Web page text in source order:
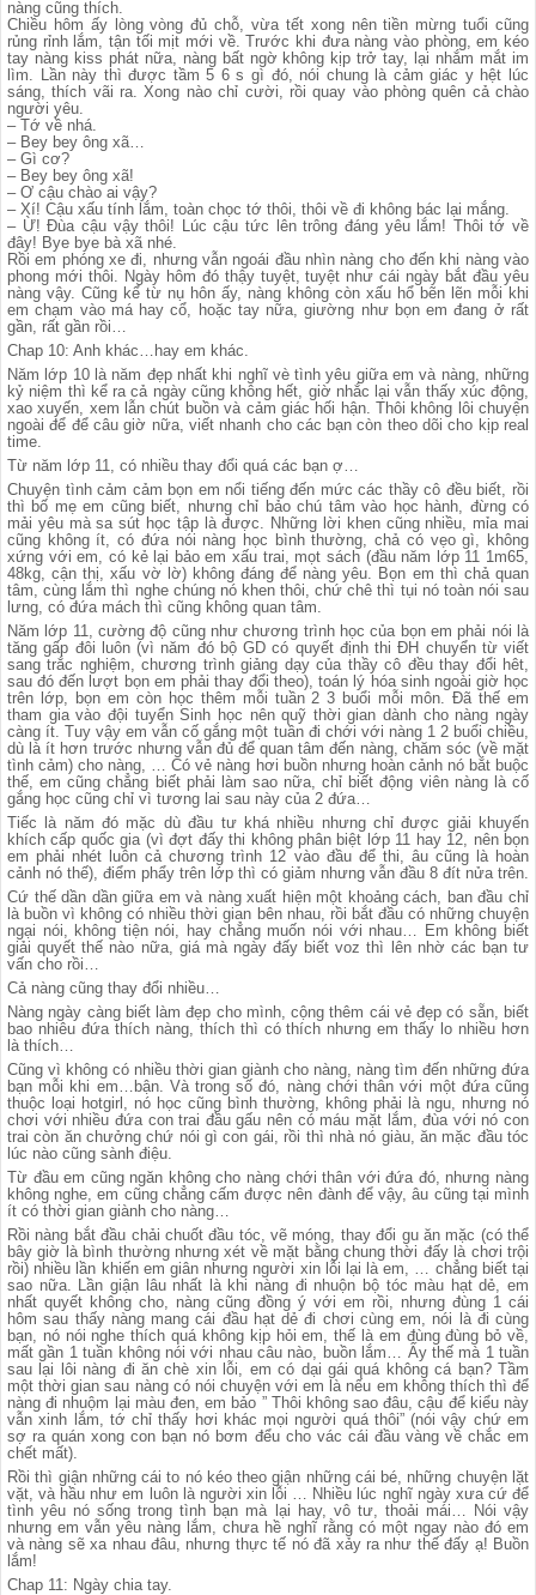
nàng cũng thích.
Chiều hôm ấy lòng vòng đủ chỗ, vừa tết xong nên tiền mừng tuổi cũng
rủng rỉnh lắm, tận tối mịt mới về. Trước khi đưa nàng vào phòng, em kéo
tay nàng kiss phát nữa, nàng bất ngờ không kịp trở tay, lại nhắm mắt im
lìm. Lần này thì được tầm 5 6 s gì đó, nói chung là cảm giác y hệt lúc
sáng, thích vãi ra. Xong nào chỉ cười, rồi quay vào phòng quên cả chào
người yêu.
– Tớ về nhá.
– Bey bey ông xã…
– Gì cơ?
– Bey bey ông xã!
– Ơ cậu chào ai vậy?
– Xí! Cậu xấu tính lắm, toàn chọc tớ thôi, thôi về đi không bác lại mắng.
– Ừ! Đùa cậu vậy thôi! Lúc cậu tức lên trông đáng yêu lắm! Thôi tớ về
đây! Bye bye bà xã nhé.
Rồi em phóng xe đi, nhưng vẫn ngoái đầu nhìn nàng cho đến khi nàng vào
phong mới thôi. Ngày hôm đó thậy tuyệt, tuyệt như cái ngày bắt đầu yêu
nàng vậy. Cũng kể từ nụ hôn ấy, nàng không còn xấu hổ bẽn lẽn mỗi khi
em chạm vào má hay cổ, hoặc tay nữa, giường như bọn em đang ở rất
gần, rất gần rồi…
Chap 10: Anh khác…hay em khác.
Năm lớp 10 là năm đẹp nhất khi nghĩ vè tình yêu giữa em và nàng, những
kỷ niệm thì kể ra cả ngày cũng không hết, giờ nhắc lại vẫn thấy xúc động,
xao xuyến, xem lẫn chút buồn và cảm giác hối hận. Thôi không lôi chuyện
ngoài để để câu giờ nữa, viết nhanh cho các bạn còn theo dõi cho kịp real
time.
Từ năm lớp 11, có nhiều thay đổi quá các bạn ợ…
Chuyện tình cảm cảm bọn em nổi tiếng đến mức các thầy cô đều biết, rồi
thì bố mẹ em cũng biết, nhưng chỉ bảo chú tâm vào học hành, đừng có
mải yêu mà sa sút học tập là được. Những lời khen cũng nhiều, mỉa mai
cũng không ít, có đứa nói nàng học bình thường, chả có vẹo gì, không
xứng với em, có kẻ lại bảo em xấu trai, mọt sách (đầu năm lớp 11 1m65,
48kg, cận thị, xấu vờ lờ) không đáng để nàng yêu. Bọn em thì chả quan
tâm, cùng lắm thì nghe chúng nó khen thôi, chứ chê thì tụi nó toàn nói sau
lưng, có đứa mách thì cũng không quan tâm.
Năm lớp 11, cường độ cũng như chương trình học của bọn em phải nói là
tăng gấp đôi luôn (vì năm đó bộ GD có quyết định thi ĐH chuyển từ viết
sang trắc nghiệm, chương trình giảng dạy của thầy cô đều thay đổi hêt,
sau đó đến lượt bọn em phải thay đổi theo), toán lý hóa sinh ngoài giờ học
trên lớp, bọn em còn học thêm mỗi tuần 2 3 buổi mỗi môn. Đã thế em
tham gia vào đội tuyển Sinh học nên quỹ thời gian dành cho nàng ngày
càng ít. Tuy vậy em vẫn cố gắng một tuần đi chới với nàng 1 2 buổi chiều,
dù là ít hơn trước nhưng vẫn đủ để quan tâm đến nàng, chăm sóc (về mặt
tình cảm) cho nàng, … Có vẻ nàng hơi buồn nhưng hoàn cảnh nó bắt buộc
thế, em cũng chẳng biết phải làm sao nữa, chỉ biết động viên nàng là cố
gắng học cũng chỉ vì tương lai sau này của 2 đứa…
Tiếc là năm đó mặc dù đầu tư khá nhiều nhưng chỉ được giải khuyến
khích cấp quốc gia (vì đợt đấy thi không phân biệt lớp 11 hay 12, nên bọn
em phải nhét luôn cả chương trình 12 vào đầu để thi, âu cũng là hoàn
cảnh nó thế), điểm phẩy trên lớp thì có giảm nhưng vẫn đầu 8 đít nửa trên.
Cứ thế dần dần giữa em và nàng xuất hiện một khoảng cách, ban đầu chỉ
là buồn vì không có nhiều thời gian bên nhau, rồi bắt đầu có những chuyện
ngại nói, không tiện nói, hay chẳng muốn nói với nhau… Em không biết
giải quyết thế nào nữa, giá mà ngày đấy biết voz thì lên nhờ các bạn tư
vấn cho rồi…
Cả nàng cũng thay đổi nhiều…
Nàng ngày càng biết làm đẹp cho mình, cộng thêm cái vẻ đẹp có sẵn, biết
bao nhiêu đứa thích nàng, thích thì có thích nhưng em thấy lo nhiều hơn
là thích…
Cũng vì không có nhiều thời gian giành cho nàng, nàng tìm đến những đứa
bạn mỗi khi em…bận. Và trong số đó, nàng chới thân với một đứa cũng
thuộc loại hotgirl, nó học cũng bình thường, không phải là ngu, nhưng nó
chơi với nhiều đứa con trai đầu gấu nên có máu mặt lắm, đùa với nó con
trai còn ăn chưởng chứ nói gì con gái, rồi thì nhà nó giàu, ăn mặc đầu tóc
lúc nào cũng sành điệu.
Từ đầu em cũng ngăn không cho nàng chới thân với đứa đó, nhưng nàng
không nghe, em cũng chẳng cấm được nên đành để vậy, âu cũng tại mình
ít có thời gian giành cho nàng…
Rồi nàng bắt đầu chải chuốt đầu tóc, vẽ móng, thay đổi gu ăn mặc (có thể
bây giờ là bình thường nhưng xét về mặt bằng chung thời đấy là chơi trội
rồi) nhiều lần khiến em giân nhưng người xin lỗi lại là em, … chẳng biết tại
sao nữa. Lần giận lâu nhất là khi nàng đi nhuộn bộ tóc màu hạt dẻ, em
nhất quyết không cho, nàng cũng đồng ý với em rồi, nhưng đùng 1 cái
hôm sau thấy nàng mang cái đầu hạt dẻ đi chơi cùng em, nói là đi cùng
bạn, nó nói nghe thích quá không kịp hỏi em, thế là em đùng đùng bỏ về,
mất gần 1 tuần không nói với nhau câu nào, buồn lắm… Ấy thế mà 1 tuần
sau lại lôi nàng đi ăn chè xin lỗi, em có dại gái quá không cá bạn? Tầm
một thời gian sau nàng có nói chuyện với em là nếu em không thích thì để
nàng đi nhuộm lại màu đen, em bảo ” Thôi không sao đâu, cậu để kiểu này
vẫn xinh lắm, tớ chỉ thấy hơi khác mọi người quá thôi” (nói vậy chứ em
sợ ra quán xong con bạn nó bơm đểu cho vác cái đầu vàng về chắc em
chết mất).
Rồi thì giận những cái to nó kéo theo giận những cái bé, những chuyện lặt
vặt, và hầu như em luôn là người xin lỗi … Nhiều lúc nghĩ ngày xưa cứ để
tình yêu nó sống trong tình bạn mà lại hay, vô tư, thoải mái… Nói vậy
nhưng em vẫn yêu nàng lắm, chưa hề nghĩ rằng có một ngay nào đó em
và nàng sẽ xa nhau đâu, nhưng thực tế nó đã xảy ra như thế đấy ạ! Buồn
lắm!
Chap 11: Ngày chia tay.